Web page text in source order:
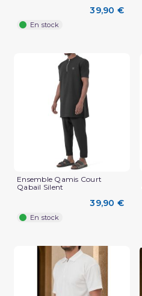
39,90 €
En stock
Ensemble Qamis Court
Qabail Silent
39,90 €
En stock